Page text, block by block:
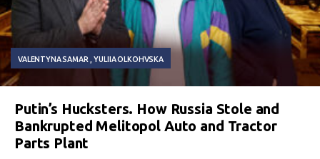
VALENTYNA SAMAR YULIIA OLKOHVSKA
Putin’s Hucksters. How Russia Stole and
Bankrupted Melitopol Auto and Tractor
Parts Plant